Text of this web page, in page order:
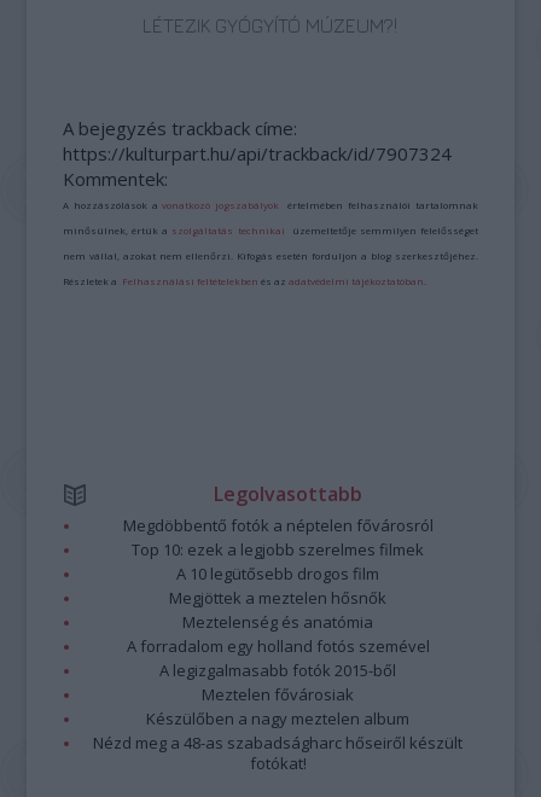
LÉTEZIK GYÓGYÍTÓ MÚZEUM?!
A bejegyzés trackback címe:
https://kulturpart.hu/api/trackback/id/7907324
Kommentek:
A hozzászólások avonatkozó jogszabályok értelmében felhasználói tartalomnak
minősülnek, értük a szolgáltatás technikai üzemeltetője semmilyen felelősséget
nem vállal, azokat nem ellenőrzi. Kifogás esetén forduljon a blog szerkesztőjéhez.
Részletek a Felhasználási feltételekben és azadatvédelmi tájékoztatóban
Legolvasottabb
Megdöbbentő fotók a néptelen fővárosról
Top 10: ezek a legjobb szerelmes filmek
A 10 legütősebb drogos film
Megjöttek a meztelen hősnők
Meztelenség és anatómia
A forradalom egy holland fotós szemével
A legizgalmasabb fotók 2015-ből
Meztelen fővárosiak
Készülőben a nagy meztelen album
Nézd meg a 48-as szabadságharc hőseiről készült
fotókat!